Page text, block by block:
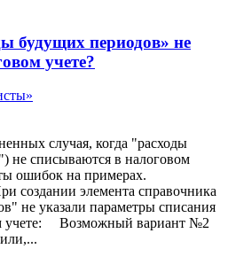
будущих периодов» не
учете?
случая, когда "расходы
не списываются в налоговом
ошибок на примерах.
создании элемента справочника
не указали параметры списания
учете: Возможный вариант №2